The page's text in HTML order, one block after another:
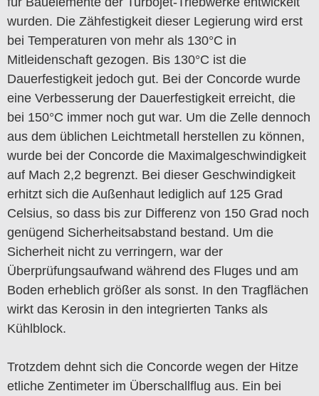
wurden. Die Zähfestigkeit dieser Legierung wird erst
bei Temperaturen von mehr als 130°C in
Mitleidenschaft gezogen. Bis 130°C ist die
Dauerfestigkeit jedoch gut. Bei der Concorde wurde
eine Verbesserung der Dauerfestigkeit erreicht, die
bei 150°C immer noch gut war. Um die Zelle dennoch
aus dem üblichen Leichtmetall herstellen zu können,
wurde bei der Concorde die Maximalgeschwindigkeit
auf Mach 2,2 begrenzt. Bei dieser Geschwindigkeit
erhitzt sich die Außenhaut lediglich auf 125 Grad
Celsius, so dass bis zur Differenz von 150 Grad noch
genügend Sicherheitsabstand bestand. Um die
Sicherheit nicht zu verringern, war der
Überprüfungsaufwand während des Fluges und am
Boden erheblich größer als sonst. In den Tragflächen
wirkt das Kerosin in den integrierten Tanks als
Kühlblock.
Trotzdem dehnt sich die Concorde wegen der Hitze
etliche Zentimeter im Überschallflug aus. Ein bei